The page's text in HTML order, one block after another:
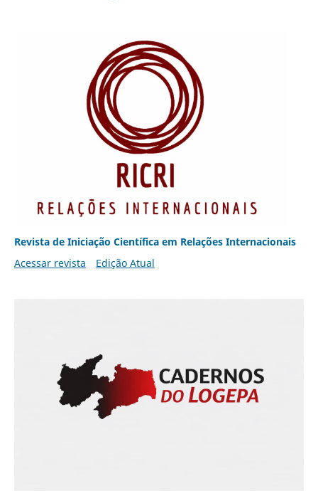
Revista de Iniciação Científica em Relações Internacionais
Acessar revista
Edição Atual